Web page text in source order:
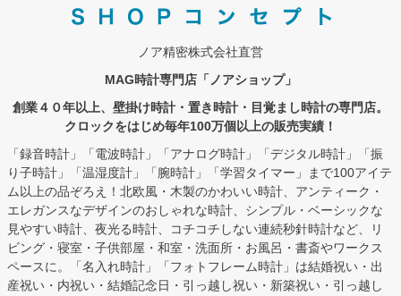
ノア精密株式会社直営
MAG時計専門店「ノアショップ」
創業４０年以上、壁掛け時計・置き時計・目覚まし時計の専門店。
クロックをはじめ毎年100万個以上の販売実績！
「録音時計」「電波時計」「アナログ時計」「デジタル時計」「振
り子時計」「温湿度計」「腕時計」「学習タイマー」まで100アイテ
ム以上の品ぞろえ！北欧風・木製のかわいい時計、アンティーク・
エレガンスなデザインのおしゃれな時計、シンプル・ベーシックな
見やすい時計、夜光る時計、コチコチしない連続秒針時計など、リ
ビング・寝室・子供部屋・和室・洗面所・お風呂・書斎やワークス
ペースに。「名入れ時計」「フォトフレーム時計」は結婚祝い・出
産祝い・内祝い・結婚記念日・引っ越し祝い・新築祝い・引っ越し